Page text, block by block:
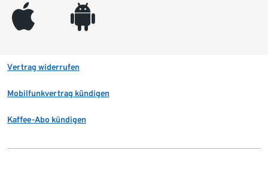
appleinc android
Vertrag widerrufen
Mobilfunkvertrag kündigen
Kaffee-Abo kündigen